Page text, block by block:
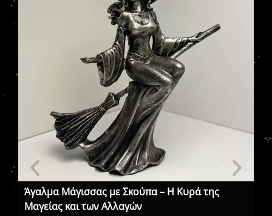
Άγαλμα Μάγισσας με Σκούπα – Η Κυρά της
Μαγείας και των Αλλαγών